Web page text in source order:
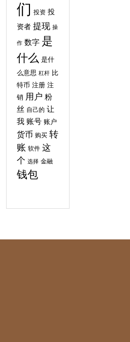
们 投资 投
资者 提现 操
作 数字 是
什么 是什
么意思 杠杆 比
特币 注册 注
销 用户 粉
丝 自己的 让
我 账号 账户
货币 购买 转
账 软件 这
个 选择 金融
钱包